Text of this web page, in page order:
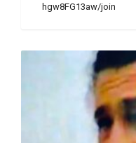
hgw8FG13aw/join